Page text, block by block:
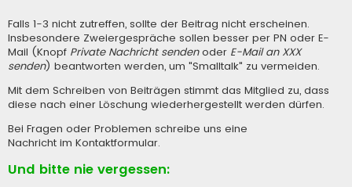
Falls 1-3 nicht zutreffen, sollte der Beitrag nicht erscheinen.
Insbesondere Zweiergespräche sollen besser per PN oder E-
Mail (Knopf Private Nachricht sendenoder E-Mail an XXX
senden) beantworten werden, um "Smalltalk" zu vermeiden.
Mit dem Schreiben von Beiträgen stimmt das Mitglied zu, dass
diese nach einer Löschung wiederhergestellt werden dürfen.
Bei Fragen oder Problemen schreibe uns eine
Nachricht im Kontaktformular.
Und bitte nie vergessen: